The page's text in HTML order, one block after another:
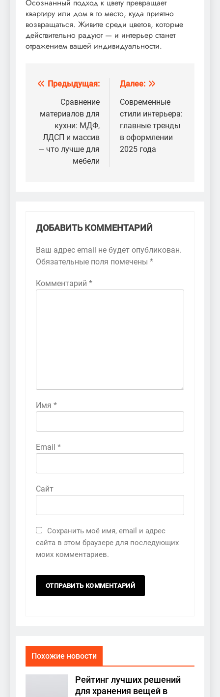
Осознанный подход к цвету превращает
квартиру или дом в то место, куда приятно
возвращаться. Живите среди цветов, которые
действительно радуют — и интерьер станет
отражением вашей индивидуальности.
Навигация
записям
Предыдущая:
Сравнение
материалов для
кухни: МДФ,
ЛДСП и массив
— что лучше для
мебели
Далее:
Современные
стили интерьера:
главные тренды
в оформлении
2025 года
ДОБАВИТЬ КОММЕНТАРИЙ
Ваш адрес email не будет опубликован.
Обязательные поля помечены *
Комментарий *
Имя *
Email *
Сайт
Сохранить моё имя, email и адрес
сайта в этом браузере для последующих
моих комментариев.
Похожие новости
Рейтинг лучших решений
для хранения вещей в